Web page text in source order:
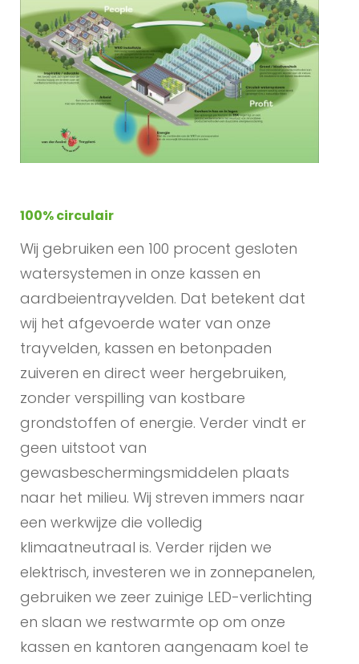
100% circulair
Wij gebruiken een 100 procent gesloten
watersystemen in onze kassen en
aardbeientrayvelden. Dat betekent dat
wij het afgevoerde water van onze
trayvelden, kassen en betonpaden
zuiveren en direct weer hergebruiken,
zonder verspilling van kostbare
grondstoffen of energie. Verder vindt er
geen uitstoot van
gewasbeschermingsmiddelen plaats
naar het milieu. Wij streven immers naar
een werkwijze die volledig
klimaatneutraal is. Verder rijden we
elektrisch, investeren we in zonnepanelen,
gebruiken we zeer zuinige LED-verlichting
en slaan we restwarmte op om onze
kassen en kantoren aangenaam koel te